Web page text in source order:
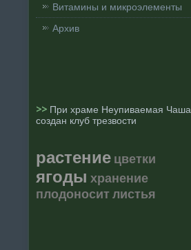
Витамины и микроэлементы
Архив
>> При храме Неупиваемая Чаша
создан клуб трезвости
растение цветки
ягоды хранение
плодоноситлистья